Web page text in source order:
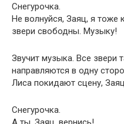
Снегурочка.
Не волнуйся, Заяц, я тоже
звери свободны. Музыку!
Звучит музыка. Все звери
направляются в одну
Лиса покидают сцену,
Снегурочка.